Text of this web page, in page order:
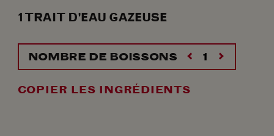
1 TRAITD'EAU GAZEUSE
NOMBRE DE BOISSONS
COPIER LES INGRÉDIENTS